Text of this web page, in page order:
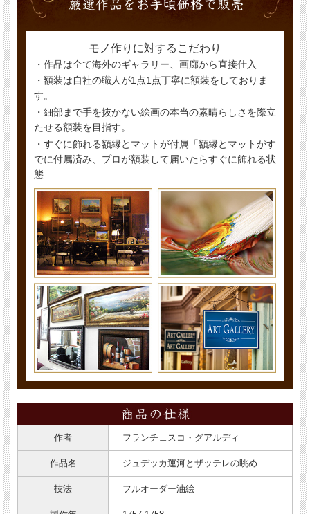
モノ作りに対するこだわり
・作品は全て海外のギャラリー、画廊から直接仕入
・額装は自社の職人が1点1点丁寧に額装をしておりま
す。
・細部まで手を抜かない絵画の本当の素晴らしさを際立
たせる額装を目指す。
・すぐに飾れる額縁とマットが付属「額縁とマットがす
でに付属済み、プロが額装して届いたらすぐに飾れる状
態
作者 フランチェスコ・グアルディ
作品名 ジュデッカ運河とザッテレの眺め
技法 フルオーダー油絵